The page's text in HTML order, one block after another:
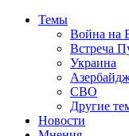
Темы
Война на
Встреча
Украина
СВО
Другие
Новости